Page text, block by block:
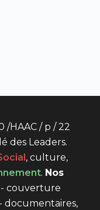
/HAAC / p / 22
des Leaders.
, culture,
. Nos
couverture
documentaires,